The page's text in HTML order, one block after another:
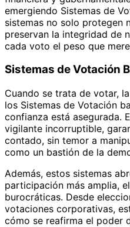
emergiendo Sistemas de
sistemas no solo protegen
preservan la integridad de
cada voto el peso que
Sistemas de Votación
Cuando se trata de votar,
los Sistemas de Votación
confianza está asegurada.
vigilante incorruptible,
contado, sin temor a
como un bastión de la
Además, estos sistemas
participación más amplia,
burocráticas. Desde
votaciones corporativas,
cómo se reafirma el poder